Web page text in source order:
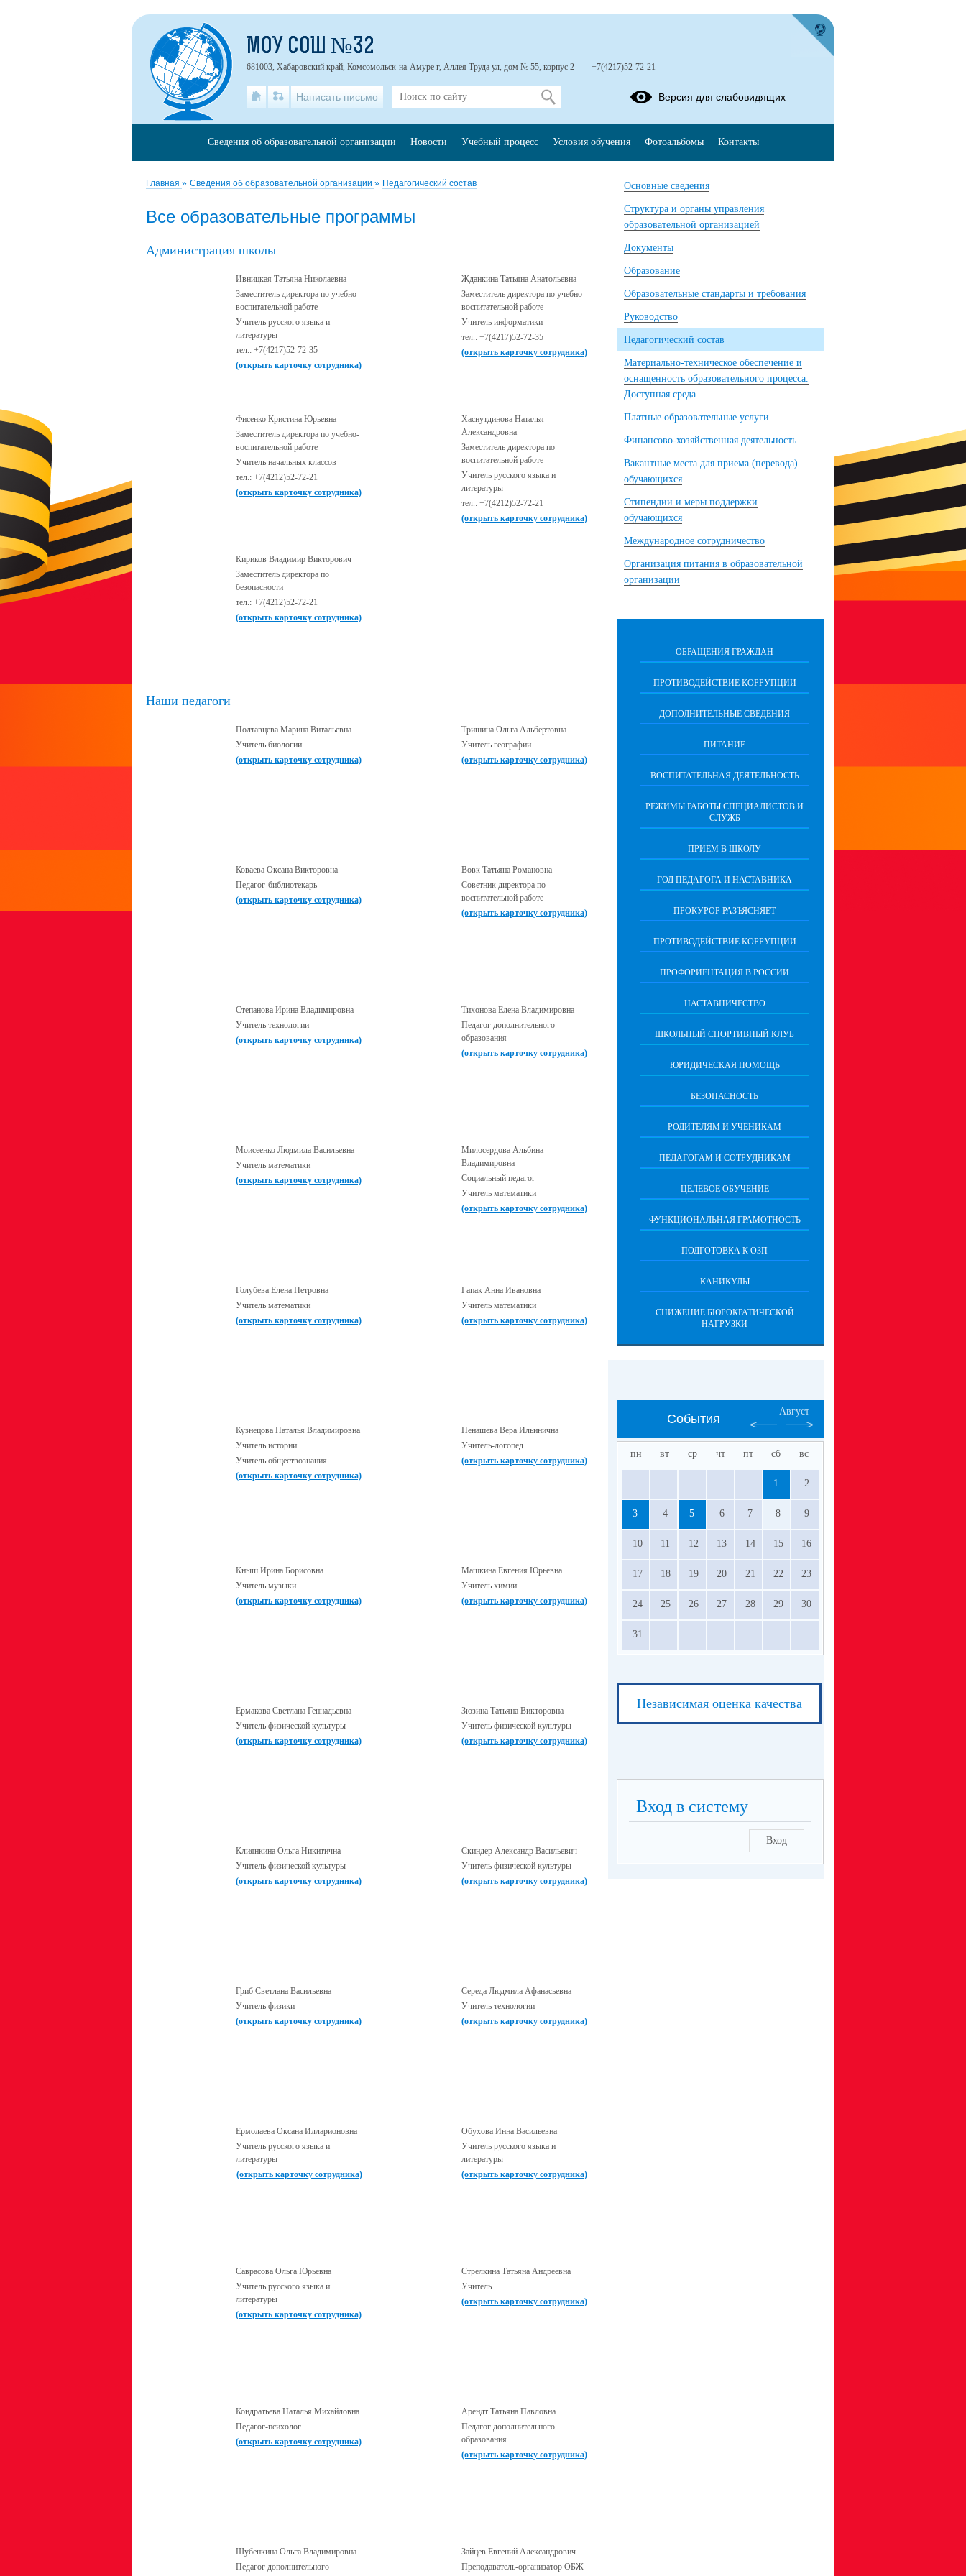
Главная » Сведения об образовательной организации » Педагогический состав
Все образовательные программы
Администрация школы
Ивницкая Татьяна Николаевна
Заместитель директора по учебно-
воспитательной работе
Учитель русского языка и
литературы
тел.: +7(4217)52-72-35
(открыть карточку сотрудника)
Жданкина Татьяна Анатольевна
Заместитель директора по учебно-
воспитательной работе
Учитель информатики
тел.: +7(4217)52-72-35
(открыть карточку сотрудника)
Фисенко Кристина Юрьевна
Заместитель директора по учебно-
воспитательной работе
Учитель начальных классов
тел.: +7(4212)52-72-21
(открыть карточку сотрудника)
Хаснутдинова Наталья
Александровна
Заместитель директора по
воспитательной работе
Учитель русского языка и
литературы
тел.: +7(4212)52-72-21
(открыть карточку сотрудника)
Кириков Владимир Викторович
Заместитель директора по
безопасности
тел.: +7(4212)52-72-21
(открыть карточку сотрудника)
Наши педагоги
Полтавцева Марина Витальевна
Учитель биологии
(открыть карточку сотрудника)
Тришина Ольга Альбертовна
Учитель географии
(открыть карточку сотрудника)
Коваева Оксана Викторовна
Педагог-библиотекарь
(открыть карточку сотрудника)
Вовк Татьяна Романовна
Советник директора по
воспитательной работе
(открыть карточку сотрудника)
Степанова Ирина Владимировна
Учитель технологии
(открыть карточку сотрудника)
Тихонова Елена Владимировна
Педагог дополнительного
образования
(открыть карточку сотрудника)
Моисеенко Людмила Васильевна
Учитель математики
(открыть карточку сотрудника)
Милосердова Альбина
Владимировна
Социальный педагог
Учитель математики
(открыть карточку сотрудника)
Голубева Елена Петровна
Учитель математики
(открыть карточку сотрудника)
Гапак Анна Ивановна
Учитель математики
(открыть карточку сотрудника)
Кузнецова Наталья Владимировна
Учитель истории
Учитель обществознания
(открыть карточку сотрудника)
Ненашева Вера Ильинична
Учитель-логопед
(открыть карточку сотрудника)
Кныш Ирина Борисовна
Учитель музыки
(открыть карточку сотрудника)
Машкина Евгения Юрьевна
Учитель химии
(открыть карточку сотрудника)
Ермакова Светлана Геннадьевна
Учитель физической культуры
(открыть карточку сотрудника)
Зюзина Татьяна Викторовна
Учитель физической культуры
(открыть карточку сотрудника)
Клиянкина Ольга Никитична
Учитель физической культуры
(открыть карточку сотрудника)
Скиндер Александр Васильевич
Учитель физической культуры
(открыть карточку сотрудника)
Гриб Светлана Васильевна
Учитель физики
(открыть карточку сотрудника)
Середа Людмила Афанасьевна
Учитель технологии
(открыть карточку сотрудника)
Ермолаева Оксана Илларионовна
Учитель русского языка и
литературы
(открыть карточку сотрудника)
Обухова Инна Васильевна
Учитель русского языка и
литературы
(открыть карточку сотрудника)
Саврасова Ольга Юрьевна
Учитель русского языка и
литературы
(открыть карточку сотрудника)
Стрелкина Татьяна Андреевна
Учитель
(открыть карточку сотрудника)
Кондратьева Наталья Михайловна
Педагог-психолог
(открыть карточку сотрудника)
Арендт Татьяна Павловна
Педагог дополнительного
образования
(открыть карточку сотрудника)
Шубенкина Ольга Владимировна
Педагог дополнительного
Зайцев Евгений Александрович
Преподаватель-организатор ОБЖ
Основные сведения
Структура и органы управления
образовательной организацией
Документы
Образование
Образовательные стандарты и требования
Руководство
Педагогический состав
Материально-техническое обеспечение и
оснащенность образовательного процесса.
Доступная среда
Платные образовательные услуги
Финансово-хозяйственная деятельность
Вакантные места для приема (перевода)
обучающихся
Стипендии и меры поддержки
обучающихся
Международное сотрудничество
Организация питания в образовательной
организации
ОБРАЩЕНИЯ ГРАЖДАН
ПРОТИВОДЕЙСТВИЕ КОРРУПЦИИ
ДОПОЛНИТЕЛЬНЫЕ СВЕДЕНИЯ
ПИТАНИЕ
ВОСПИТАТЕЛЬНАЯ ДЕЯТЕЛЬНОСТЬ
РЕЖИМЫ РАБОТЫ СПЕЦИАЛИСТОВ И
СЛУЖБ
ПРИЕМ В ШКОЛУ
ГОД ПЕДАГОГА И НАСТАВНИКА
ПРОКУРОР РАЗЪЯСНЯЕТ
ПРОТИВОДЕЙСТВИЕ КОРРУПЦИИ
ПРОФОРИЕНТАЦИЯ В РОССИИ
НАСТАВНИЧЕСТВО
ШКОЛЬНЫЙ СПОРТИВНЫЙ КЛУБ
ЮРИДИЧЕСКАЯ ПОМОЩЬ
БЕЗОПАСНОСТЬ
РОДИТЕЛЯМ И УЧЕНИКАМ
ПЕДАГОГАМ И СОТРУДНИКАМ
ЦЕЛЕВОЕ ОБУЧЕНИЕ
ФУНКЦИОНАЛЬНАЯ ГРАМОТНОСТЬ
ПОДГОТОВКА К ОЗП
КАНИКУЛЫ
СНИЖЕНИЕ БЮРОКРАТИЧЕСКОЙ
НАГРУЗКИ
События
Август
пн вт ср чт пт сб вс
1 2
3 4 5 6 7 8 9
10 11 12 13 14 15 16
17 18 19 20 21 22 23
24 25 26 27 28 29 30
31
Независимая оценка качества
Вход в систему
Вход
МОУ СОШ №32
681003, Хабаровский край, Комсомольск-на-Амуре г, Аллея Труда ул, дом № 55, корпус 2 +7(4217)52-72-21
Написать письмо Версия для слабовидящих
Сведения об образовательной организации Новости Учебный процесс Условия обучения Фотоальбомы Контакты